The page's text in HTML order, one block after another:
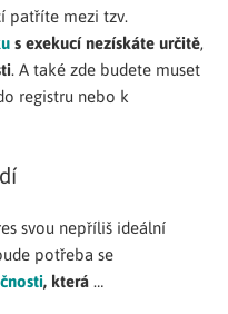
patříte mezi tzv.
s exekucí nezískáte určitě,
. A také zde budete muset
registru nebo k
svou nepříliš ideální
potřeba se
, která …